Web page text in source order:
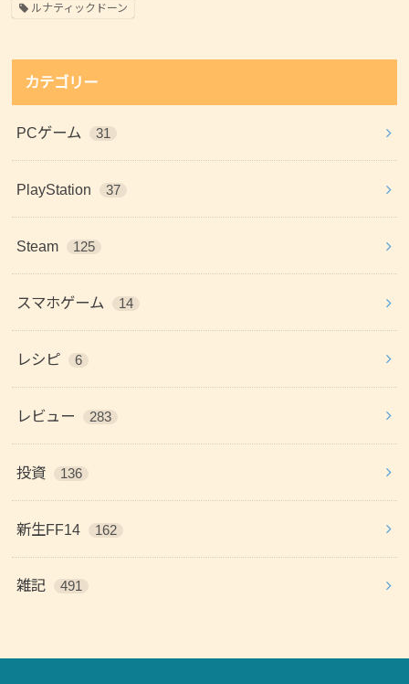
ルナティックドーン
カテゴリー
PCゲーム 31
PlayStation 37
Steam 125
スマホゲーム 14
レシピ 6
レビュー 283
投資 136
新生FF14 162
雑記 491